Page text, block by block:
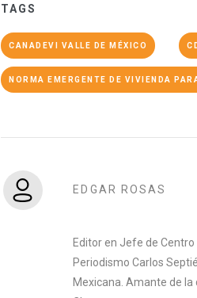
TAGS
CANADEVI VALLE DE MÉXICO
NORMA EMERGENTE DE VIVIENDA
EDGAR ROSAS
Editor en Jefe de
Periodismo Carlos
Mexicana. Amante de